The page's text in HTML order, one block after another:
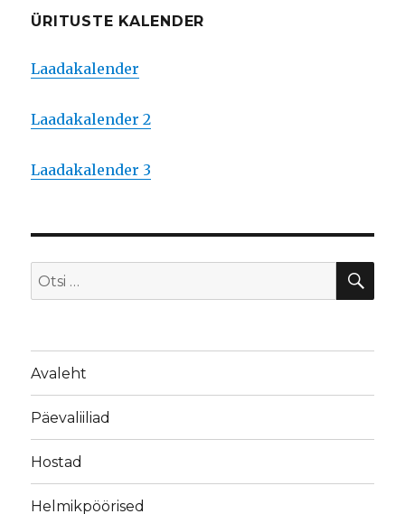
ÜRITUSTE KALENDER
Laadakalender
Laadakalender 2
Laadakalender 3
Otsi:
Avaleht
Päevaliiliad
Hostad
Helmikpöörised